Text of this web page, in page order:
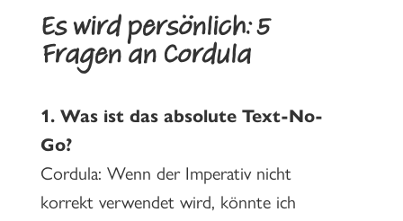
Es wird persönlich: 5
Fragen an Cordula
1. Was ist das absolute Text-No-
Go?
Cordula: Wenn der Imperativ nicht
korrekt verwendet wird, könnte ich